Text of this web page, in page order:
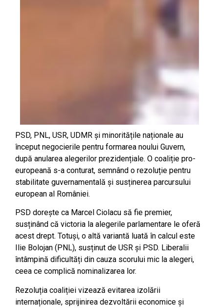
PSD, PNL, USR, UDMR și minoritățile naționale au
început negocierile pentru formarea noului Guvern,
după anularea alegerilor prezidențiale. O coaliție pro-
europeană s-a conturat, semnând o rezoluție pentru
stabilitate guvernamentală și susținerea parcursului
european al României.
PSD dorește ca Marcel Ciolacu să fie premier,
susținând că victoria la alegerile parlamentare le oferă
acest drept. Totuși, o altă variantă luată în calcul este
Ilie Bolojan (PNL), susținut de USR și PSD. Liberalii
întâmpină dificultăți din cauza scorului mic la alegeri,
ceea ce complică nominalizarea lor.
Rezoluția coaliției vizează evitarea izolării
internaționale, sprijinirea dezvoltării economice și